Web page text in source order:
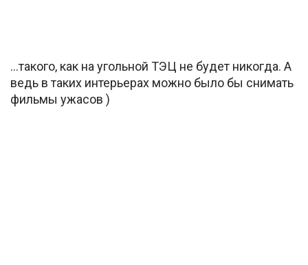
…такого, как на угольной ТЭЦ не будет никогда. А
ведь в таких интерьерах можно было бы снимать
фильмы ужасов )